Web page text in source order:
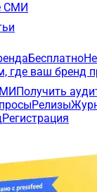
СМИ
Бесплатно
где ваш бренд
Получить
Релизы
Регистрация